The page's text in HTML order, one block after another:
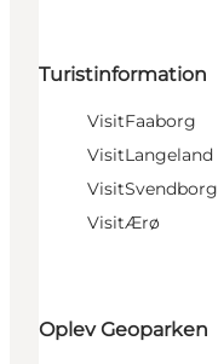
Turistinformation
VisitFaaborg
VisitLangeland
VisitSvendborg
VisitÆrø
Oplev Geoparken